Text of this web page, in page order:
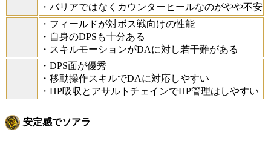
・バリアではなくカウンターヒールなのがやや不安
・フィールドが対ボス戦向けの性能
・自身のDPSも十分ある
・スキルモーションがDAに対し若干難がある
・DPS面が優秀
・移動操作スキルでDAに対応しやすい
・HP吸収とアサルトチェインでHP管理はしやすい
安定感でソアラ